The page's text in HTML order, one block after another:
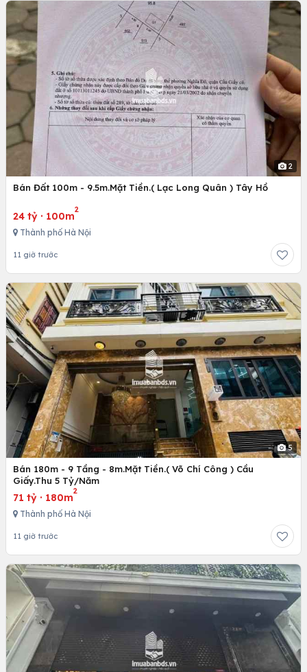
2
Bán Đất 100m - 9.5m.Mặt Tiền.( Lạc Long Quân ) Tây Hồ
24 tỷ · 100m
2
Thành phố Hà Nội
11 giờ trước
5
Bán 180m - 9 Tầng - 8m.Mặt Tiền.( Võ Chí Công ) Cầu
Giấy.Thu 5 Tỷ/Năm
71 tỷ · 180m
2
Thành phố Hà Nội
11 giờ trước